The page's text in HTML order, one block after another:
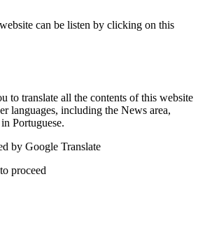
can be listen by clicking on this
to translate all the contents of this website
languages, including the News area,
Portuguese.
by Google Translate
proceed